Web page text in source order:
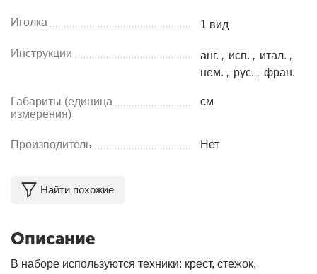
Иголка 1 вид
Инструкции анг. , исп. , итал. ,
нем. , рус. , фран.
Габариты (единица
измерения)
см
Производитель Нет
Найти похожие
Описание
В наборе используются техники: крест, стежок,